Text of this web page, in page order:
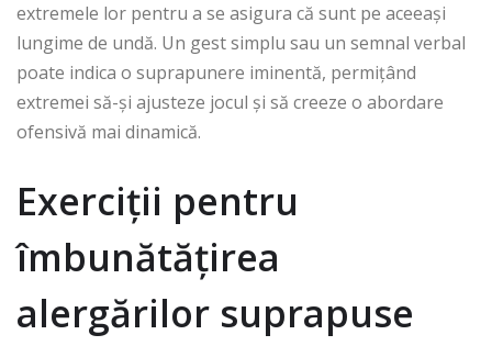
extremele lor pentru a se asigura că sunt pe aceeași
lungime de undă. Un gest simplu sau un semnal verbal
poate indica o suprapunere iminentă, permițând
extremei să-și ajusteze jocul și să creeze o abordare
ofensivă mai dinamică.
Exerciții pentru
îmbunătățirea
alergărilor suprapuse